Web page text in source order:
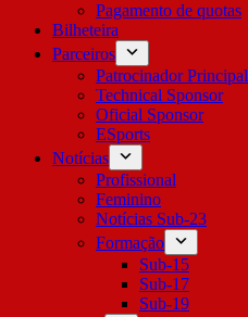
Pagamento de quotas
Bilheteira
Parceiros
Patrocinador Principal
Technical Sponsor
Oficial Sponsor
ESports
Notícias
Profissional
Feminino
Notícias Sub-23
Formação
Sub-15
Sub-17
Sub-19